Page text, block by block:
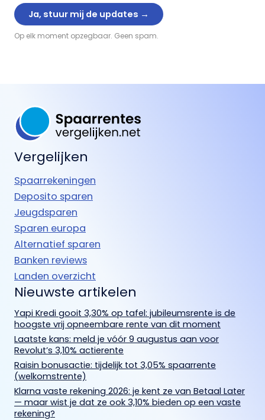
Op elk moment opzegbaar. Geen spam.
Vergelijken
Spaarrekeningen
Deposito sparen
Jeugdsparen
Sparen europa
Alternatief sparen
Banken reviews
Landen overzicht
Nieuwste artikelen
Yapi Kredi gooit 3,30% op tafel: jubileumsrente is de
hoogste vrij opneembare rente van dit moment
Laatste kans: meld je vóór 9 augustus aan voor
Revolut’s 3,10% actierente
Raisin bonusactie: tijdelijk tot 3,05% spaarrente
(welkomstrente)
Klarna vaste rekening 2026: je kent ze van Betaal Later
— maar wist je dat ze ook 3,10% bieden op een vaste
rekening?